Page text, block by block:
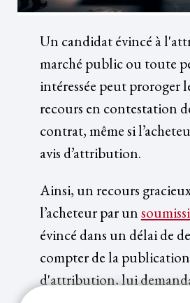
Un candidat évincé à
marché public ou toute
intéressée peut proroger
recours en contestation
contrat, même si
avis d’attribution.
Ainsi, un recours gracieux
l’acheteur par un
évincé dans un délai de
compter de la
d'attribution, lui